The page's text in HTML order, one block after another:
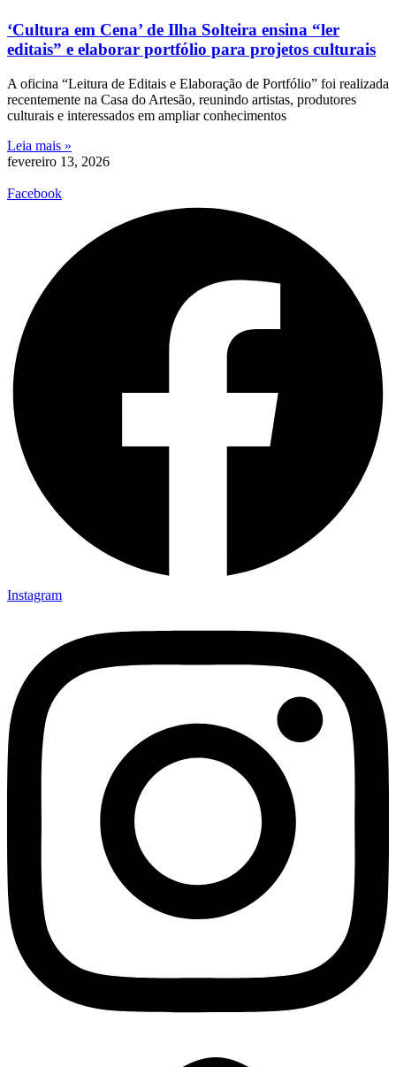
‘Cultura em Cena’ de Ilha Solteira ensina “ler
editais” e elaborar portfólio para projetos culturais
A oficina “Leitura de Editais e Elaboração de Portfólio” foi realizada
recentemente na Casa do Artesão, reunindo artistas, produtores
culturais e interessados em ampliar conhecimentos
Leia mais »
fevereiro 13, 2026
Facebook
Instagram